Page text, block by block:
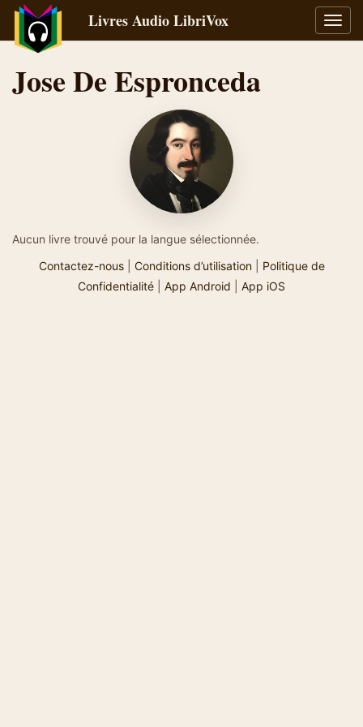
la
Livres Audio LibriVox
Jose De Espronceda
Aucun livre trouvé pour la langue sélectionnée.
Contactez-nous| Conditions d’utilisation| Politique de
Confidentialité
App Android App iOS